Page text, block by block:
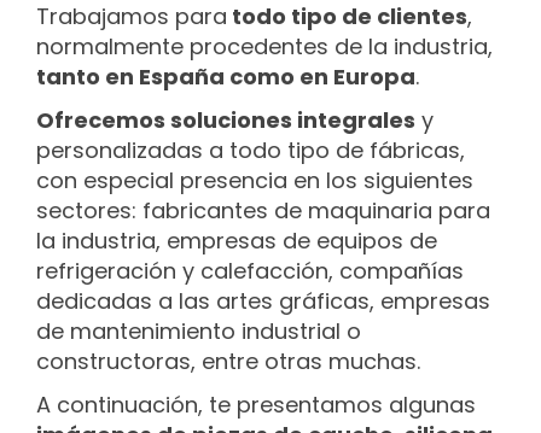
Trabajamos para todo tipo de clientes,
normalmente procedentes de la industria,
tanto en España como en Europa.
Ofrecemos soluciones integrales y
personalizadas a todo tipo de fábricas,
con especial presencia en los siguientes
sectores: fabricantes de maquinaria para
la industria, empresas de equipos de
refrigeración y calefacción, compañías
dedicadas a las artes gráficas, empresas
de mantenimiento industrial o
constructoras, entre otras muchas.
A continuación, te presentamos algunas